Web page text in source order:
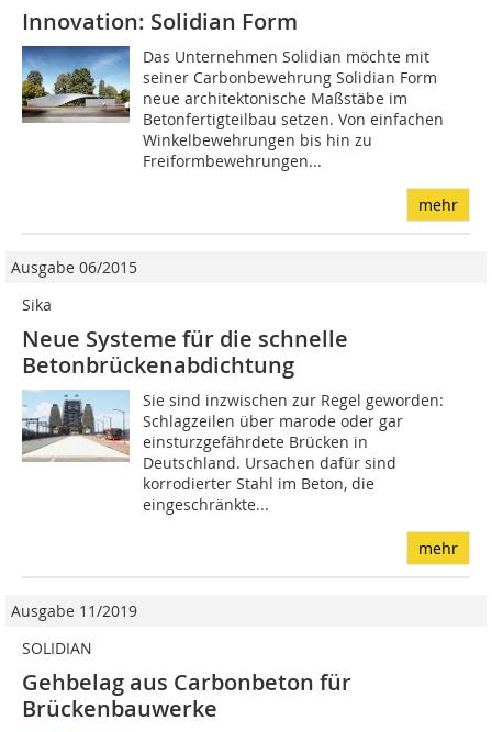
Innovation: Solidian Form
Das Unternehmen Solidian möchte mit
seiner Carbonbewehrung Solidian Form
neue architektonische Maßstäbe im
Betonfertigteilbau setzen. Von einfachen
Winkelbewehrungen bis hin zu
Freiformbewehrungen...
mehr
Ausgabe 06/2015
Sika
Neue Systeme für die schnelle
Betonbrückenabdichtung
Sie sind inzwischen zur Regel geworden:
Schlagzeilen über marode oder gar
einsturzgefährdete Brücken in
Deutschland. Ursachen dafür sind
korrodierter Stahl im Beton, die
eingeschränkte...
mehr
Ausgabe 11/2019
SOLIDIAN
Gehbelag aus Carbonbeton für
Brückenbauwerke